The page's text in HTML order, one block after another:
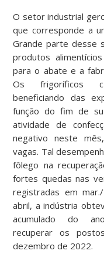
O setor industrial
que corresponde a
Grande parte desse
produtos
para o abate e a
Os frigoríficos
beneficiando das
função do fim de
atividade de
negativo neste
vagas. Tal
fôlego na
fortes quedas nas
registradas em
abril, a indústria
acumulado do
recuperar os
dezembro de 2022.